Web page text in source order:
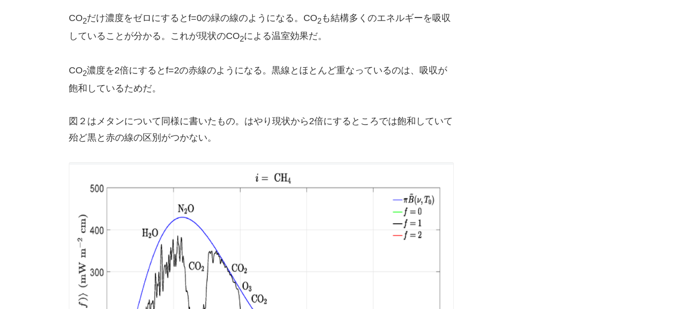
CO2だけ濃度をゼロにするとf=0の緑の線のようになる。CO2も結構多くのエネルギーを吸収
していることが分かる。これが現状のCO2による温室効果だ。
CO2濃度を2倍にするとf=2の赤線のようになる。黒線とほとんど重なっているのは、吸収が
飽和しているためだ。
図２はメタンについて同様に書いたもの。はやり現状から2倍にするところでは飽和していて
殆ど黒と赤の線の区別がつかない。